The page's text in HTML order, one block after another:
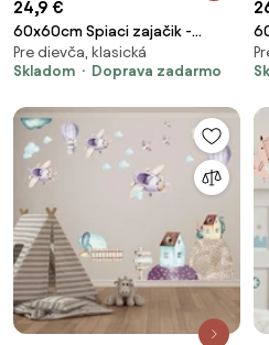
24,9 €
60x60cm Spiaci zajačik -
textilná nálepka na stenu
Pre dievča, klasická
Skladom
Doprava zadarmo